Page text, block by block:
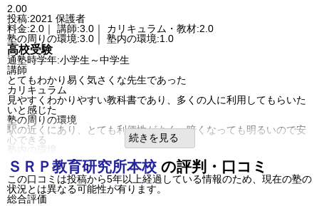
全体的に狭く、動線まわりがごちゃごちゃしている印象があった。
良いところや要望
子どもへの教え方については特に不満はなかったが、それ以外の事
務処理がやや雑というか、不慣れな印象。同じことを何度も確認し
なければならないことがあった。
利用内容
通っていた学校 公立小学校
進学できた学校 公立中学校
通塾の目的
補習
目的の達成度
やや達成できた
成績/偏差値変化 STAY
成績/偏差値推移
塾の雰囲気
自由 平均
不適切な口コミを報告する
本校の教室情報を見る
2.00
投稿:2021 保護者
料金:2.0｜ 講師:3.0｜ カリキュラム・教材:2.0
塾の周りの環境:3.0｜ 塾内の環境:1.0
高校受験
通塾時学年:小学生～中学生
講師
とてもわかり易く気さくな先生であった
カリキュラム
見やすくわかりやすい教科書であり、多くの人に利用してもらいた
いと感じた
塾の周りの環境
駅の近くにあり、とても利便性がよく、暗くなっても明るいので安
心できる
塾内の環境
多くの教室では通り道があり、とても使いやすく、環境が整ってい
ると感じた
良いところや要望
とても使いやすく子供のためになっているので特にない
その他気づいたこと、感じたこと
続きを見る
ＳＲＰ教育研究所本校 の評判・口コミ
この口コミは投稿から5年以上経過している情報のため、現在の塾の
状況とは異なる可能性が有ります。
総合評価